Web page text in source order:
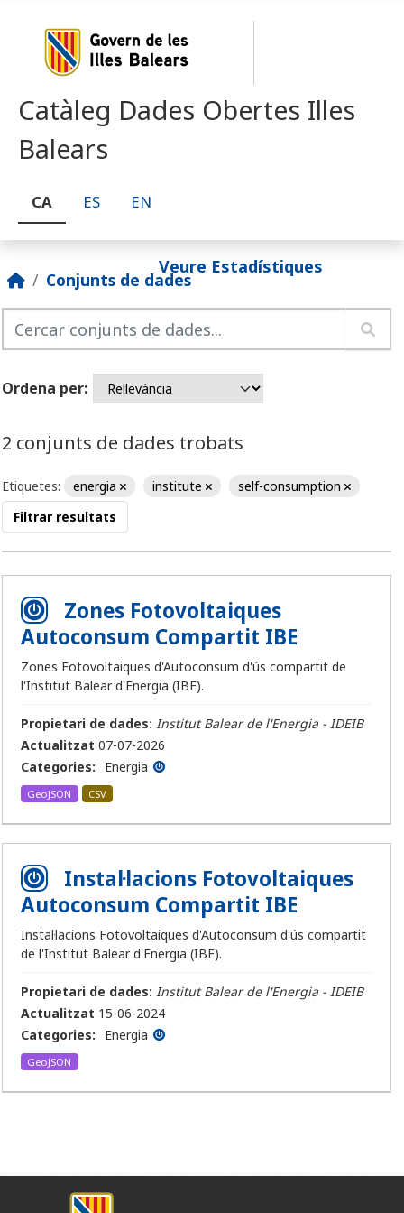
Catàleg Dades Obertes Illes
Balears
CA ES EN
Veure Estadístiques
Conjunts de dades
Ordena per
2 conjunts de dades trobats
Etiquetes: energia institute
self-consumption
Filtrar resultats
Zones Fotovoltaiques
Autoconsum Compartit IBE
Zones Fotovoltaiques d'Autoconsum d'ús compartit de
l'Institut Balear d'Energia (IBE).
Propietari de dades: Institut Balear de l'Energia - IDEIB
Actualitzat 07-07-2026
Categories:
Energia
GeoJSON CSV
Instal·lacions Fotovoltaiques
Autoconsum Compartit IBE
Instal·lacions Fotovoltaiques d'Autoconsum d'ús compartit
de l'Institut Balear d'Energia (IBE).
Propietari de dades: Institut Balear de l'Energia - IDEIB
Actualitzat 15-06-2024
Categories:
Energia
GeoJSON